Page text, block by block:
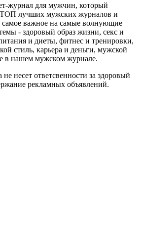
журнал для мужчин, который
ТОП лучших мужских журналов и
важное на самые волнующие
- здоровый образ жизни, секс и
и диеты, фитнес и тренировки,
стиль, карьера и деньги, мужской
в нашем мужском журнале.
несет ответсвенности за здоровый
рекламных объявлений.